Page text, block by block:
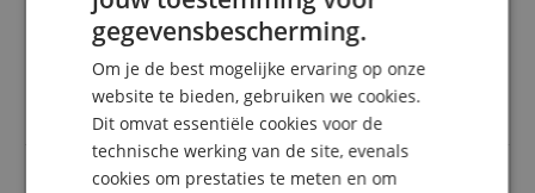
geverifieerde aankoop
Ik ben zeer tevreden.
Zoals altijd overtuigt Musikhaus Kirstein met kwaliteit
en professionele verzending.
gegevensbescherming.
Om je de best mogelijke ervaring op onze
website te bieden, gebruiken we cookies.
Dit omvat essentiële cookies voor de
technische werking van de site, evenals
cookies om prestaties te meten en om